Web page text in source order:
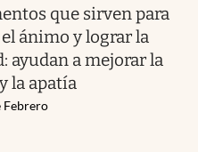
que sirven para
ánimo y lograr la
ayudan a mejorar la
la apatía
Febrero